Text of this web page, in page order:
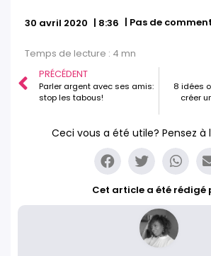
30 avril 2020 | 8:36 Pas de
Temps de lecture : 4 mn
PRÉCÉDENT
Parler argent avec ses amis:
stop les tabous!
8 idées
créer
Ceci vous a été utile? Pensez à
Cet article a été rédigé